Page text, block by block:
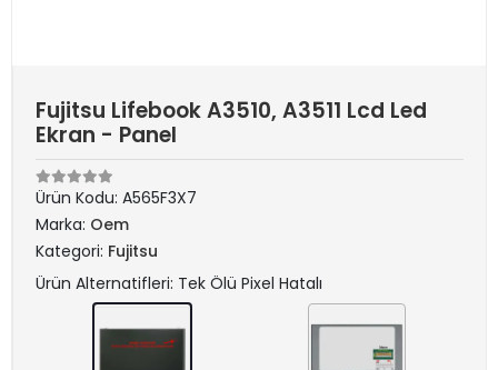
Fujitsu Lifebook A3510, A3511 Lcd Led
Ekran - Panel
Ürün Kodu: A565F3X7
Marka: Oem
Kategori: Fujitsu
Ürün Alternatifleri: Tek Ölü Pixel Hatalı